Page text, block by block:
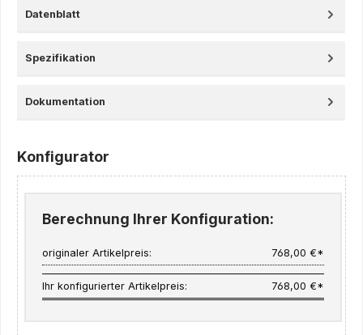
Datenblatt
Spezifikation
Dokumentation
Konfigurator
Berechnung Ihrer Konfiguration:
originaler Artikelpreis: 768,00 €*
Ihr konfigurierter Artikelpreis: 768,00 €*